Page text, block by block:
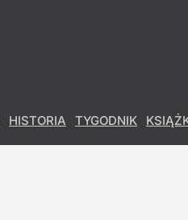
HISTORIA TYGODNIK